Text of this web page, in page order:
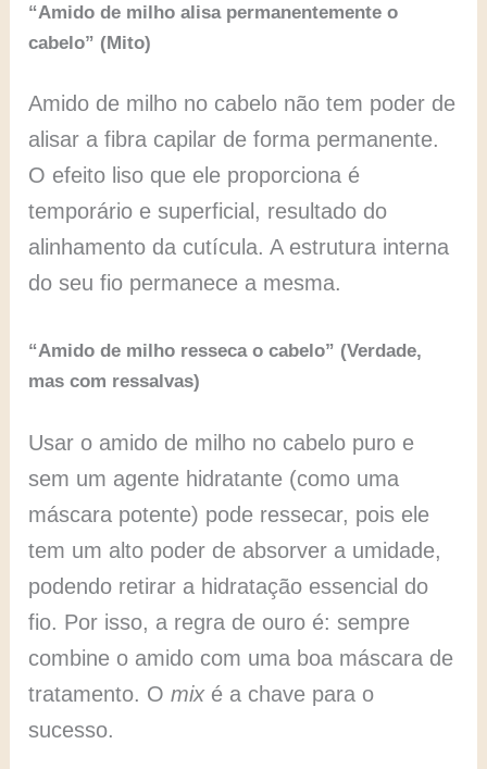
“Amido de milho alisa permanentemente o
cabelo” (Mito)
Amido de milho no cabelo não tem poder de
alisar a fibra capilar de forma permanente.
O efeito liso que ele proporciona é
temporário e superficial, resultado do
alinhamento da cutícula. A estrutura interna
do seu fio permanece a mesma.
“Amido de milho resseca o cabelo” (Verdade,
mas com ressalvas)
Usar o amido de milho no cabelo puro e
sem um agente hidratante (como uma
máscara potente) pode ressecar, pois ele
tem um alto poder de absorver a umidade,
podendo retirar a hidratação essencial do
fio. Por isso, a regra de ouro é: sempre
combine o amido com uma boa máscara de
tratamento. Omixé a chave para o
sucesso.